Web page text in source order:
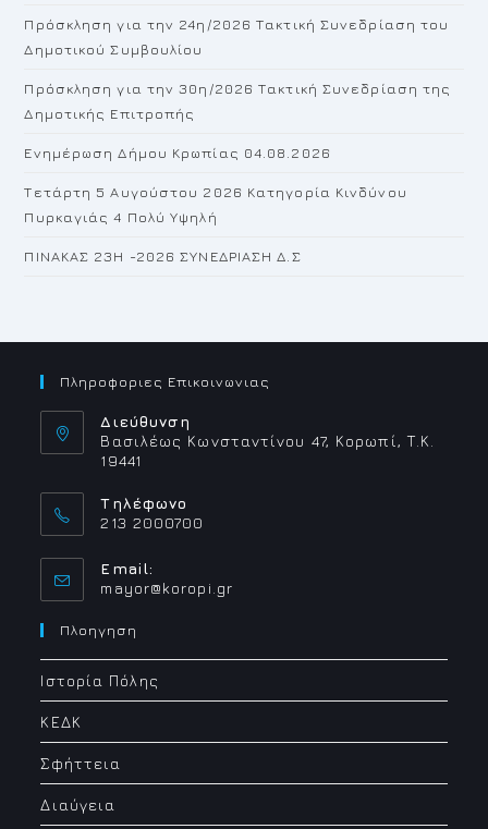
Πρόσκληση για την 24η/2026 Τακτική Συνεδρίαση του
Δημοτικού Συμβουλίου
Πρόσκληση για την 30η/2026 Τακτική Συνεδρίαση της
Δημοτικής Επιτροπής
Ενημέρωση Δήμου Κρωπίας 04.08.2026
Τετάρτη 5 Αυγούστου 2026 Κατηγορία Κινδύνου
Πυρκαγιάς 4 Πολύ Υψηλή
ΠΙΝΑΚΑΣ 23H -2026 ΣΥΝΕΔΡΙΑΣΗ Δ.Σ
Πληροφοριες Επικοινωνιας
Διεύθυνση
Βασιλέως Κωνσταντίνου 47, Κορωπί, Τ.Κ.
19441
Τηλέφωνο
213 2000700
Email:
mayor@koropi.grOpens
Πλοηγηση
Ιστορία Πόλης
ΚΕΔΚ
Σφήττεια
Διαύγεια